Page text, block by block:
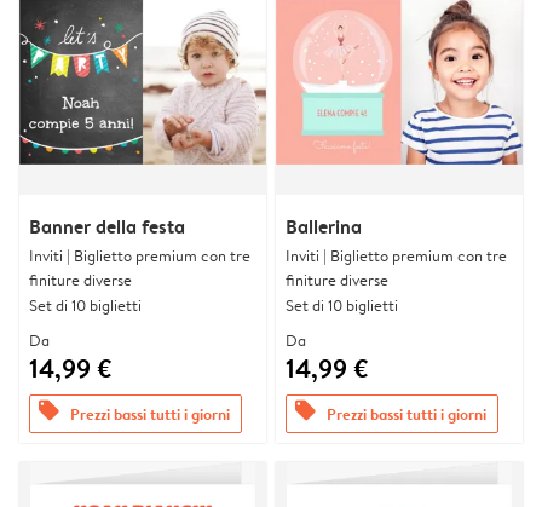
Banner della festa
Inviti | Biglietto premium con tre
finiture diverse
Set di 10 biglietti
Da
14,99 €
offers Prezzi bassi tutti i giorni
Ballerina
Inviti | Biglietto premium con tre
finiture diverse
Set di 10 biglietti
Da
14,99 €
offers Prezzi bassi tutti i giorni